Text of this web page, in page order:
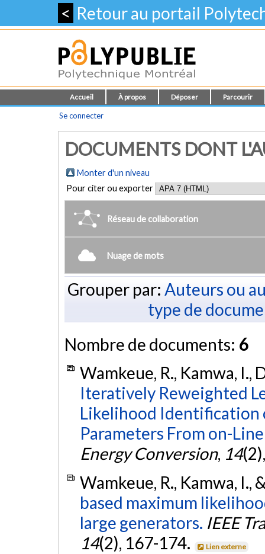
< Retour au portail
Accueil À propos Déposer Parcourir
Se connecter
DOCUMENTS DONT
Monter d'un niveau
Pour citer ou exporter
Réseau de collaboration
Nuage de mots
Grouper par: Auteurs ou
type de
Nombre de documents: 6
Wamkeue, R., Kamwa, I.,
Iteratively Reweighted
Likelihood Identification
Parameters From on-
Energy Conversion, 14
Wamkeue, R., Kamwa, I.,
based maximum
large generators. IEEE
14(2), 167-174. Lien externe